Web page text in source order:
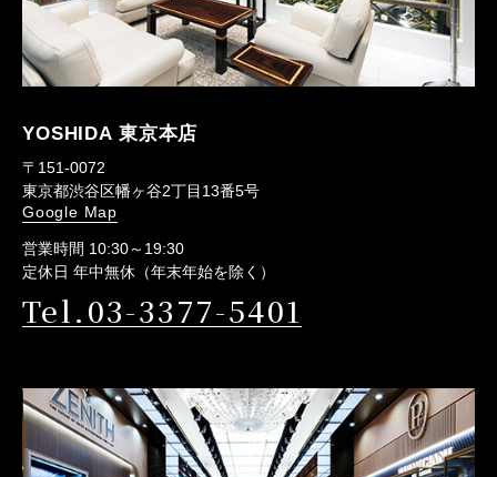
YOSHIDA 東京本店
〒151-0072
東京都渋谷区幡ヶ谷2丁目13番5号
Google Map
営業時間 10:30～19:30
定休日 年中無休（年末年始を除く）
Tel.03-3377-5401